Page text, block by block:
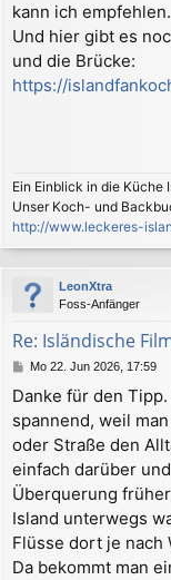
a
g
kann ich empfehlen.
Und hier gibt es
und die Brücke:
https://
Ein Einblick in die Küche
Unser Koch- und
http://www.leckeres-
LeonXtra
Foss-Anfänger
Re: Isländische
B
i
t
r
a
g
Mo 22. Jun 2026, 17:59
Danke für den
spannend, weil
oder Straße den
einfach darüber
Überquerung
Island unterwegs
Flüsse dort je nach
Da bekommt man